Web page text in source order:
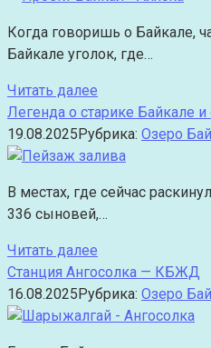
Когда говоришь о Байкале,
Байкале уголок, где…
Читать далее
Легенда о старике Байкале и
19.08.2025Рубрика: Озеро
В местах, где сейчас
336 сыновей,…
Читать далее
Станция Ангосолка — КБЖД
16.08.2025Рубрика: Озеро